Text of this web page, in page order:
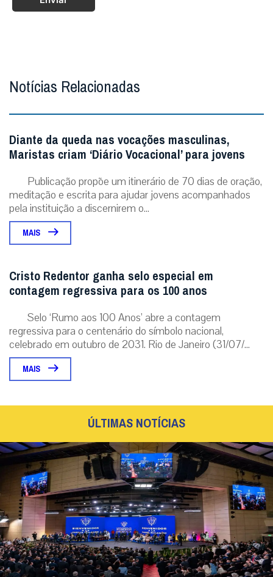
Notícias Relacionadas
Diante da queda nas vocações masculinas,
Maristas criam ‘Diário Vocacional’ para jovens
Publicação propõe um itinerário de 70 dias de oração,
meditação e escrita para ajudar jovens acompanhados
pela instituição a discernirem o...
MAIS
Cristo Redentor ganha selo especial em
contagem regressiva para os 100 anos
Selo ‘Rumo aos 100 Anos’ abre a contagem
regressiva para o centenário do símbolo nacional,
celebrado em outubro de 2031. Rio de Janeiro (31/07/...
MAIS
ÚLTIMAS NOTÍCIAS